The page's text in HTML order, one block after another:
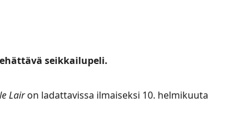
seikkailupeli.
Lairon ladattavissa ilmaiseksi 10. helmikuuta